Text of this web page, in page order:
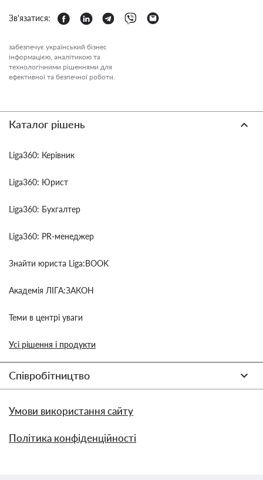
Зв'язатися:
забезпечує український бізнес
інформацією, аналітикою та
технологічними рішеннями для
ефективної та безпечної роботи.
Каталог рішень
Liga360: Керівник
Liga360: Юрист
Liga360: Бухгалтер
Liga360: PR-менеджер
Знайти юриста Liga:BOOK
Академія ЛІГА:ЗАКОН
Теми в центрі уваги
Усі рішення і продукти
Співробітництво
Умови використання сайту
Політика конфіденційності